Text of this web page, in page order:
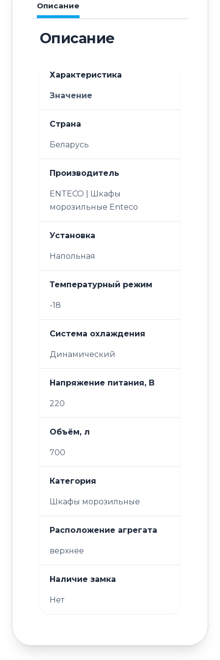
Описание
Описание
Характеристика
Значение
Страна
Беларусь
Производитель
ENTECO | Шкафы
морозильные Enteco
Установка
Напольная
Температурный режим
-18
Система охлаждения
Динамический
Напряжение питания, В
220
Объём, л
700
Категория
Шкафы морозильные
Расположение агрегата
верхнее
Наличие замка
Нет